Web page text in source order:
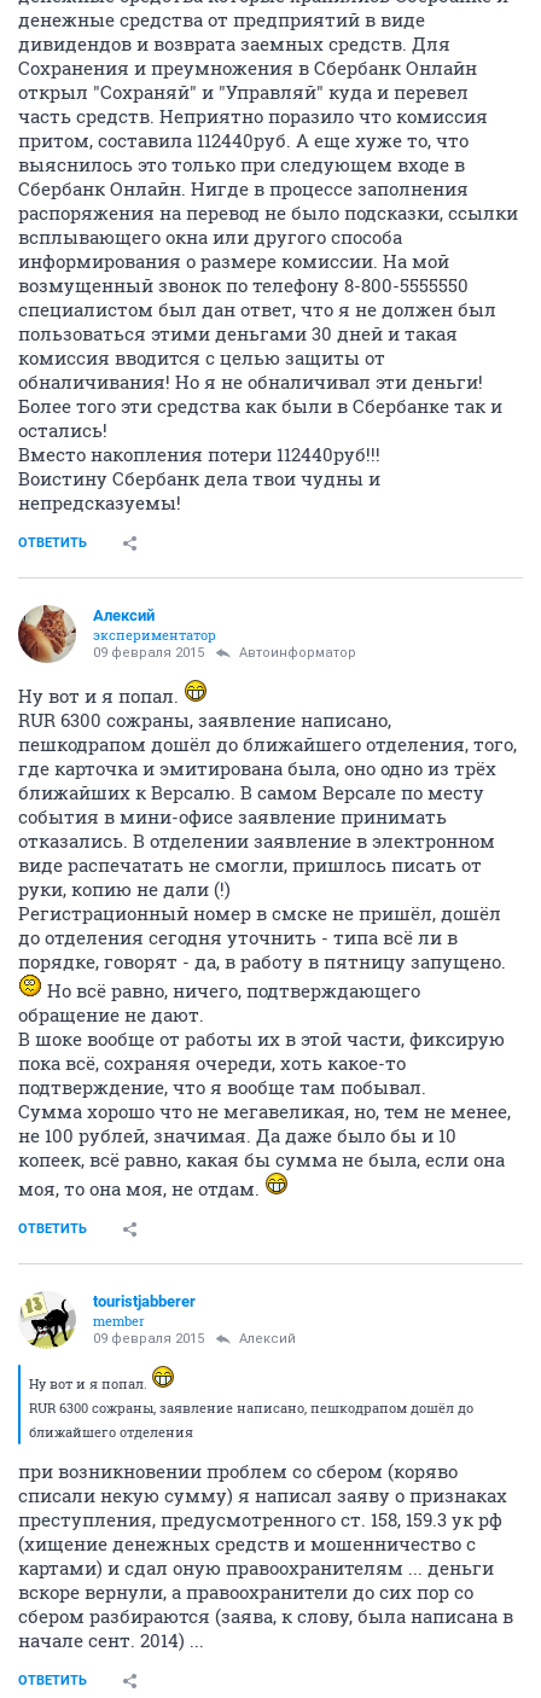
денежные средства от предприятий в виде
дивидендов и возврата заемных средств. Для
Сохранения и преумножения в Сбербанк Онлайн
открыл "Сохраняй" и "Управляй" куда и перевел
часть средств. Неприятно поразило что комиссия
притом, составила 112440руб. А еще хуже то, что
выяснилось это только при следующем входе в
Сбербанк Онлайн. Нигде в процессе заполнения
распоряжения на перевод не было подсказки, ссылки
всплывающего окна или другого способа
информирования о размере комиссии. На мой
возмущенный звонок по телефону 8-800-5555550
специалистом был дан ответ, что я не должен был
пользоваться этими деньгами 30 дней и такая
комиссия вводится с целью защиты от
обналичивания! Но я не обналичивал эти деньги!
Более того эти средства как были в Сбербанке так и
остались!
Вместо накопления потери 112440руб!!!
Воистину Сбербанк дела твои чудны и
непредсказуемы!
ОТВЕТИТЬ
Алексий
экспериментатор
09 февраля 2015 Автоинформатор
Ну вот и я попал.
RUR 6300 сожраны, заявление написано,
пешкодрапом дошёл до ближайшего отделения, того,
где карточка и эмитирована была, оно одно из трёх
ближайших к Версалю. В самом Версале по месту
события в мини-офисе заявление принимать
отказались. В отделении заявление в электронном
виде распечатать не смогли, пришлось писать от
руки, копию не дали (!)
Регистрационный номер в смске не пришёл, дошёл
до отделения сегодня уточнить - типа всё ли в
порядке, говорят - да, в работу в пятницу запущено.
Но всё равно, ничего, подтверждающего
обращение не дают.
В шоке вообще от работы их в этой части, фиксирую
пока всё, сохраняя очереди, хоть какое-то
подтверждение, что я вообще там побывал.
Сумма хорошо что не мегавеликая, но, тем не менее,
не 100 рублей, значимая. Да даже было бы и 10
копеек, всё равно, какая бы сумма не была, если она
моя, то она моя, не отдам.
ОТВЕТИТЬ
touristjabberer
member
09 февраля 2015 Алексий
Ну вот и я попал.
RUR 6300 сожраны, заявление написано, пешкодрапом дошёл до
ближайшего отделения
при возникновении проблем со сбером (коряво
списали некую сумму) я написал заяву о признаках
преступления, предусмотренного ст. 158, 159.3 ук рф
(хищение денежных средств и мошенничество с
картами) и сдал оную правоохранителям ... деньги
вскоре вернули, а правоохранители до сих пор со
сбером разбираются (заява, к слову, была написана в
начале сент. 2014) ...
ОТВЕТИТЬ